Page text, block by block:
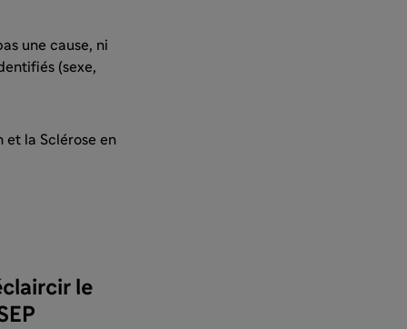
une cause, ni
(sexe,
et la Sclérose en
le